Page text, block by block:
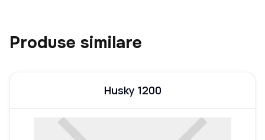
Produse similare
Husky 1200